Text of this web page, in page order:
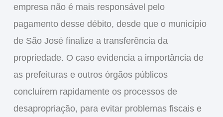
empresa não é mais responsável pelo
pagamento desse débito, desde que o município
de São José finalize a transferência da
propriedade. O caso evidencia a importância de
as prefeituras e outros órgãos públicos
concluírem rapidamente os processos de
desapropriação, para evitar problemas fiscais e